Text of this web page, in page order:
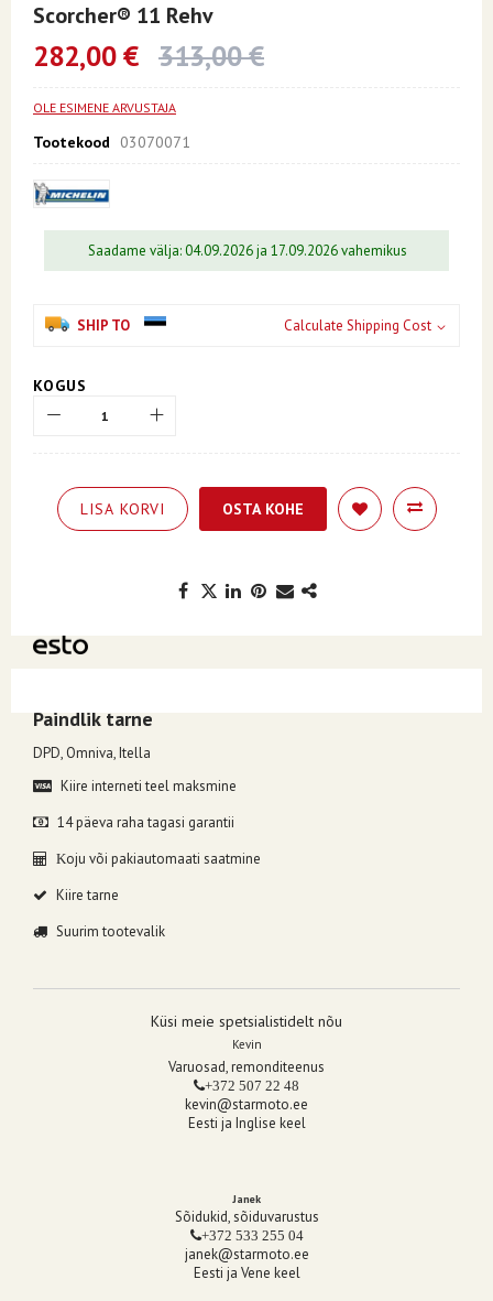
beginning
images
Scorcher® 11 Rehv
282,00 € 313,00 €
OLE ESIMENE ARVUSTAJA
Tootekood 03070071
Saadame välja: 04.09.2026 ja 17.09.2026 vahemikus
SHIP TO Calculate Shipping Cost
KOGUS
LISA KORVI OSTA KOHE
Paindlik tarne
DPD, Omniva, Itella
Kiire interneti teel maksmine
14 päeva raha tagasi garantii
Koju või pakiautomaati saatmine
Kiire tarne
Suurim tootevalik
Küsi meie spetsialistidelt nõu
Kevin
Varuosad, remonditeenus
+372 507 22 48
kevin@starmoto.ee
Eesti ja Inglise keel
Janek
Sõidukid, sõiduvarustus
+372 533 255 04
janek@starmoto.ee
Eesti ja Vene keel